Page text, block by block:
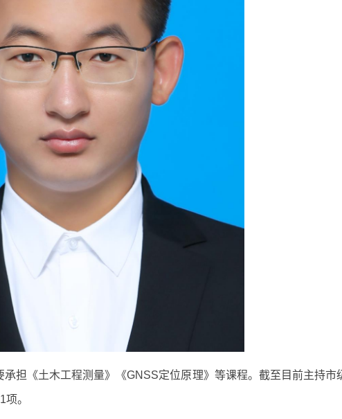
担《土木工程测量》《GNSS定位原理》等课程。截至目前主持市
。